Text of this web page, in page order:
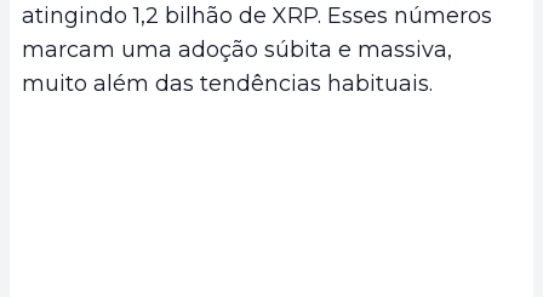
atingindo 1,2 bilhão de XRP. Esses números
marcam uma adoção súbita e massiva,
muito além das tendências habituais.